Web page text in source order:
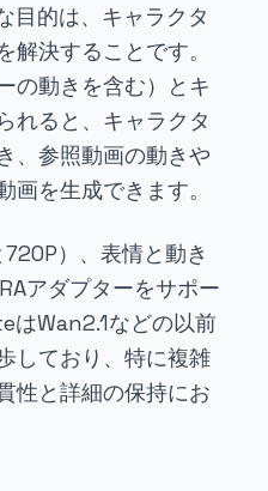
的は、キャラクタ
解決することです。
の動きを含む）とキ
れると、キャラクタ
、参照動画の動きや
画を生成できます。
）、表情と動き
アダプターをサポー
はWan2.1などの以前
しており、特に複雑
性と詳細の保持にお